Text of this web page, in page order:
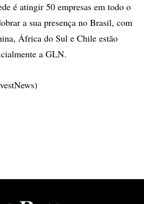
é atingir 50 empresas em todo o
a sua presença no Brasil, com
África do Sul e Chile estão
a GLN.